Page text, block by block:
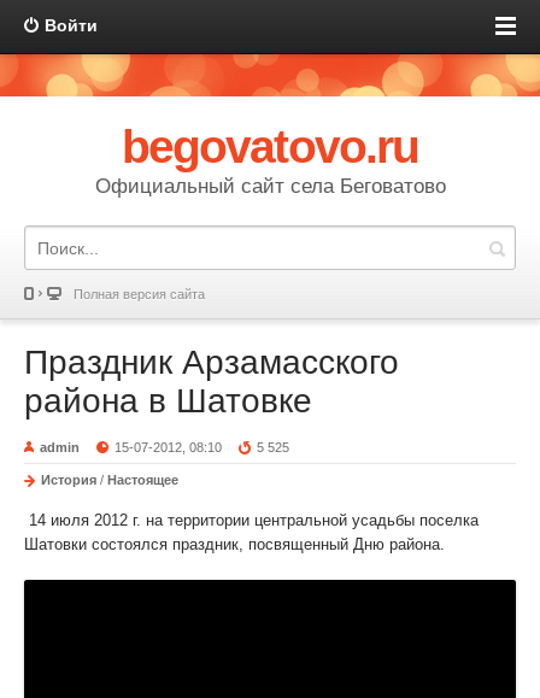
Войти
begovatovo.ru
Официальный сайт села Беговатово
Полная версия сайта
Праздник Арзамасского
района в Шатовке
admin 15-07-2012, 08:10 5 525
История / Настоящее
14 июля 2012 г. на территории центральной усадьбы поселка
Шатовки состоялся праздник, посвященный Дню района.